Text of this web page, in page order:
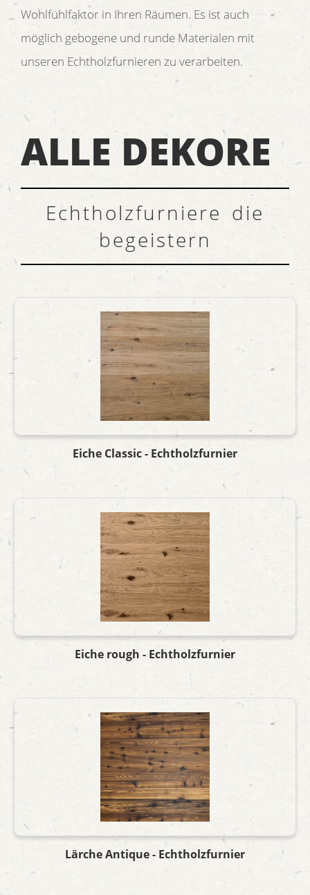
Wohlfühlfaktor in Ihren Räumen. Es ist auch
möglich gebogene und runde Materialen mit
unseren Echtholzfurnieren zu verarbeiten.
ALLE DEKORE
Echtholzfurniere die
begeistern
Eiche Classic - Echtholzfurnier
Eiche rough - Echtholzfurnier
Lärche Antique - Echtholzfurnier